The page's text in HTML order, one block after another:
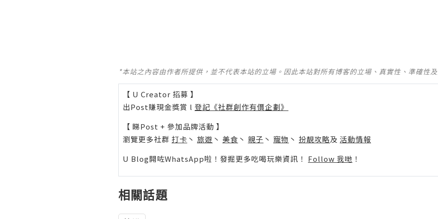
*本站之內容由作者所提供，並不代表本站的立場。因此本站對所有博客的立場、真實性、準確性
【 U Creator 招募 】
出Post賺現金獎賞 l 登記《社群創作有價企劃》
【 睇Post + 參加品牌活動 】
瀏覽更多社群 打卡 丶 旅遊 丶 美食 丶 親子 丶 寵物 丶 扮靚攻略及 活動情報
U Blog開咗WhatsApp啦！發掘更多吃喝玩樂資訊！ Follow 我哋 ！
相關話題